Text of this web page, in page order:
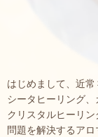
はじめまして、近常
シータヒーリング、
クリスタルヒーリ
問題を解決するア